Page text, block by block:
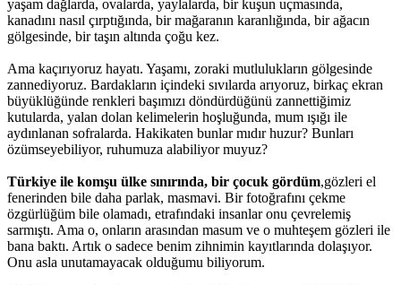
yaşam dağlarda, ovalarda, yaylalarda, bir kuşun uçmasında,
kanadını nasıl çırptığında, bir mağaranın karanlığında, bir ağacın
gölgesinde, bir taşın altında çoğu kez.
Ama kaçırıyoruz hayatı. Yaşamı, zoraki mutlulukların gölgesinde
zannediyoruz. Bardakların içindeki sıvılarda arıyoruz, birkaç ekran
büyüklüğünde renkleri başımızı döndürdüğünü zannettiğimiz
kutularda, yalan dolan kelimelerin hoşluğunda, mum ışığı ile
aydınlanan sofralarda. Hakikaten bunlar mıdır huzur? Bunları
özümseyebiliyor, ruhumuza alabiliyor muyuz?
Türkiye ile komşu ülke sınırında, bir çocuk gördüm,gözleri el
fenerinden bile daha parlak, masmavi. Bir fotoğrafını çekme
özgürlüğüm bile olamadı, etrafındaki insanlar onu çevrelemiş
sarmıştı. Ama o, onların arasından masum ve o muhteşem gözleri ile
bana baktı. Artık o sadece benim zihnimin kayıtlarında dolaşıyor.
Onu asla unutamayacak olduğumu biliyorum.